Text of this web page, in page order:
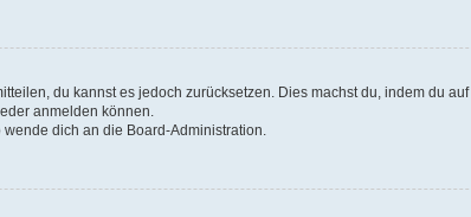
du kannst es jedoch zurücksetzen. Dies machst du, indem du
anmelden können.
dich an die Board-Administration.